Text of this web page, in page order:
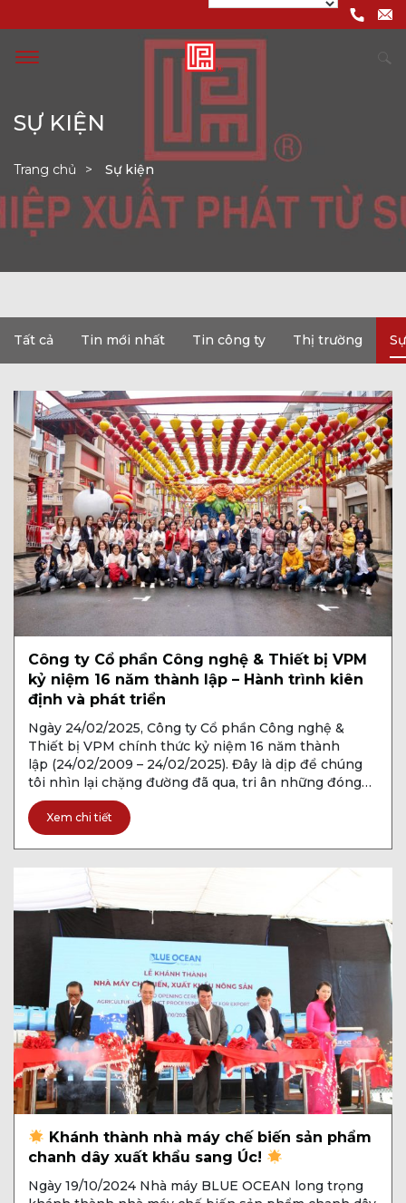
SỰ KIỆN
Trang chủ Sự kiện
Tất cả Tin mới nhất Tin công ty Thị trường
Công ty Cổ phần Công nghệ & Thiết bị VPM
kỷ niệm 16 năm thành lập – Hành trình kiên
định và phát triển
Ngày 24/02/2025, Công ty Cổ phần Công nghệ &
Thiết bị VPM chính thức kỷ niệm 16 năm thành
lập (24/02/2009 – 24/02/2025). Đây là dịp để chúng
tôi nhìn lại chặng đường đã qua, tri ân những đóng
góp của khách hàng, đối tác và đội ngũ nhân viên,
đồng thời khẳng định tầm nhìn phát triển bền vững
[…]
Xem chi tiết
Khánh thành nhà máy chế biến sản phẩm
chanh dây xuất khẩu sang Úc!
Ngày 19/10/2024 Nhà máy BLUE OCEAN long trọng